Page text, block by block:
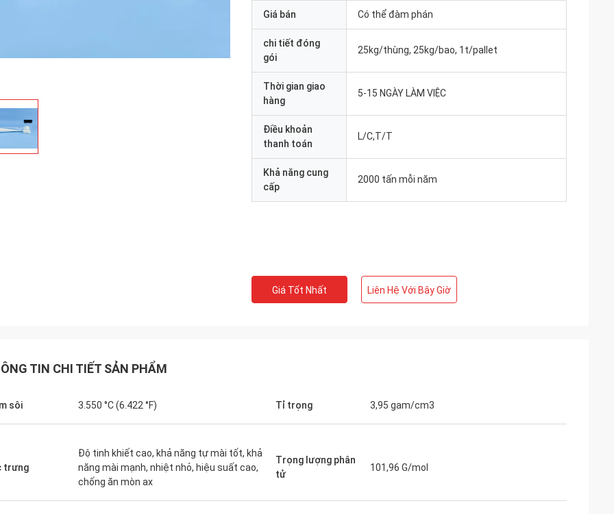
Giá bán Có thể đàm phán
chi tiết đóng
gói
25kg/thùng, 25kg/bao, 1t/pallet
Thời gian giao
hàng
5-15 NGÀY LÀM VIỆC
Điều khoản
thanh toán
L/C,T/T
Khả năng cung
cấp
2000 tấn mỗi năm
Giá Tốt Nhất Liên Hệ Với Bây Giờ
TIN CHI TIẾT SẢN PHẨM
sôi 3.550 °C (6.422 °F) Tỉ trọng 3,95 gam/cm3
trưng
Độ tinh khiết cao, khả năng tự mài tốt, khả
năng mài mạnh, nhiệt nhỏ, hiệu suất cao,
chống ăn mòn ax
Trọng lượng phân
tử
101,96 G/mol